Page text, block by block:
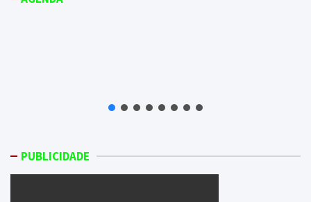
PUBLICIDADE